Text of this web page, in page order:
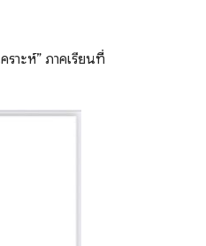
ราะห์” ภาคเรียนที่